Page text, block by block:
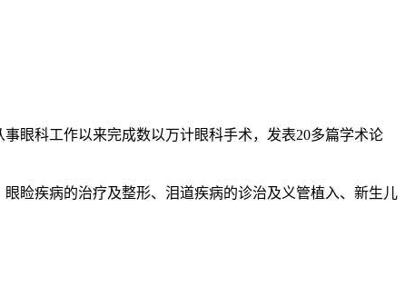
眼科工作以来完成数以万计眼科手术，发表20多篇学术论
睑疾病的治疗及整形、泪道疾病的诊治及义管植入、新生儿